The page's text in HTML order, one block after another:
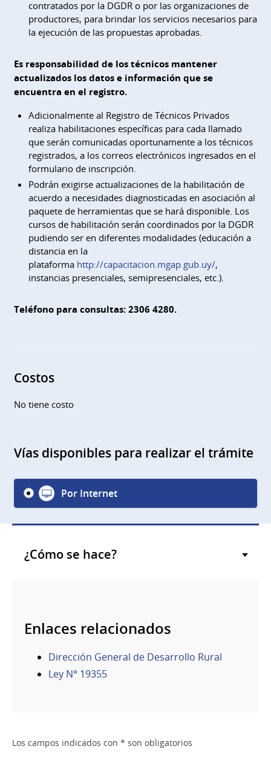
contratados por la DGDR o por las organizaciones de
productores, para brindar los servicios necesarios para
la ejecución de las propuestas aprobadas.
Es responsabilidad de los técnicos mantener
actualizados los datos e información que se
encuentra en el registro.
Adicionalmente al Registro de Técnicos Privados
realiza habilitaciones específicas para cada llamado
que serán comunicadas oportunamente a los técnicos
registrados, a los correos electrónicos ingresados en el
formulario de inscripción.
Podrán exigirse actualizaciones de la habilitación de
acuerdo a necesidades diagnosticadas en asociación al
paquete de herramientas que se hará disponible. Los
cursos de habilitación serán coordinados por la DGDR
pudiendo ser en diferentes modalidades (educación a
distancia en la
plataforma http://capacitacion.mgap.gub.uy/,
instancias presenciales, semipresenciales, etc.).
Teléfono para consultas: 2306 4280.
Costos
No tiene costo
Vías disponibles para realizar el trámite
Por Internet
¿Cómo se hace?
Enlaces relacionados
Dirección General de Desarrollo Rural
Ley N° 19355
Los campos indicados con * son obligatorios